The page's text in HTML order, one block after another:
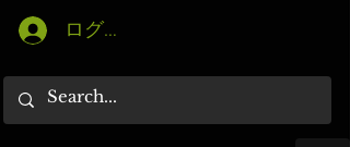
ログイン